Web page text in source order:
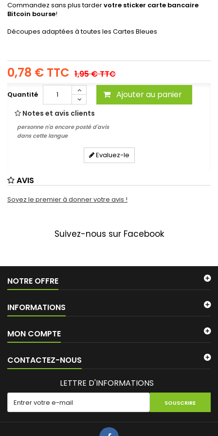
Commandez sans plus tardervotre sticker carte bancaire
Bitcoin bourse!
Découpes adaptées à toutes les Cartes Bleues
0,78 € TTC 1,95 €TTC
Quantité Ajouter au panier
Notes et avis clients
personne n'a encore posté d'avis
dans cette langue
Evaluez-le
AVIS
Soyez le premier à donner votre avis !
Suivez-nous sur Facebook
NOTRE OFFRE
INFORMATIONS
MON COMPTE
CONTACTEZ-NOUS
LETTRE D'INFORMATIONS
SOUSCRIRE